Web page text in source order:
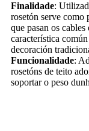
Finalidade:
rosetón serve como
que pasan os
característica
decoración
Funcionalidade:
rosetóns de teito
soportar o peso